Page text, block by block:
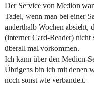
Der Service von Medion
Tadel, wenn man bei einer
anderthalb Wochen absieht,
(interner Card-Reader) nicht
überall mal vorkommen.
Ich kann über den Medion-
Übrigens bin ich mit denen
noch sonst wie verbandelt.